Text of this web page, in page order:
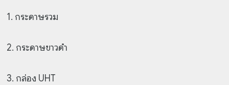
1. กระดาษรวม
2. กระดาษขาวดำ
3. กล่อง UHT